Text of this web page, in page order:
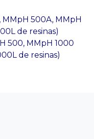
500A, MMpH
de resinas)
500, MMpH 1000
de resinas)